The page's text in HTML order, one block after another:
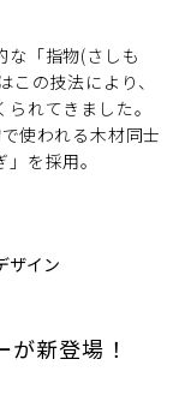
な「指物(さしも
の技法により、
れてきました。
使われる木材同士
を採用。
新登場！